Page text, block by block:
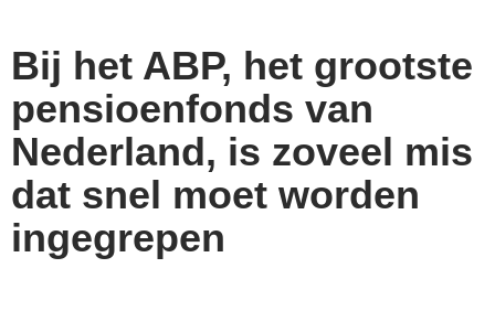
Bij het ABP, het grootste
pensioenfonds van
Nederland, is zoveel mis
dat snel moet worden
ingegrepen